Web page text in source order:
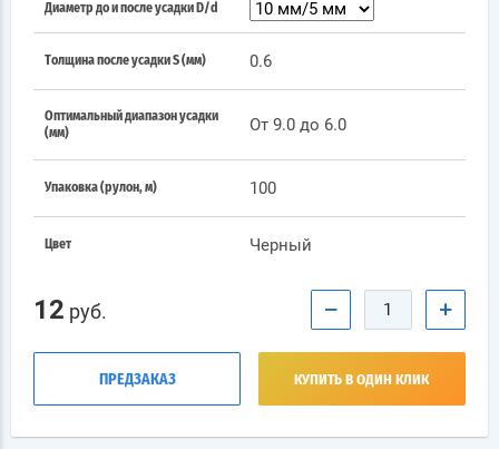
Диаметр до и после усадки D/d
Толщина после усадки S (мм) 0.6
Оптимальный диапазон усадки
(мм)
От 9.0 до 6.0
Упаковка (рулон, м) 100
Цвет Черный
12 руб. − +
ПРЕДЗАКАЗ КУПИТЬ В ОДИН КЛИК